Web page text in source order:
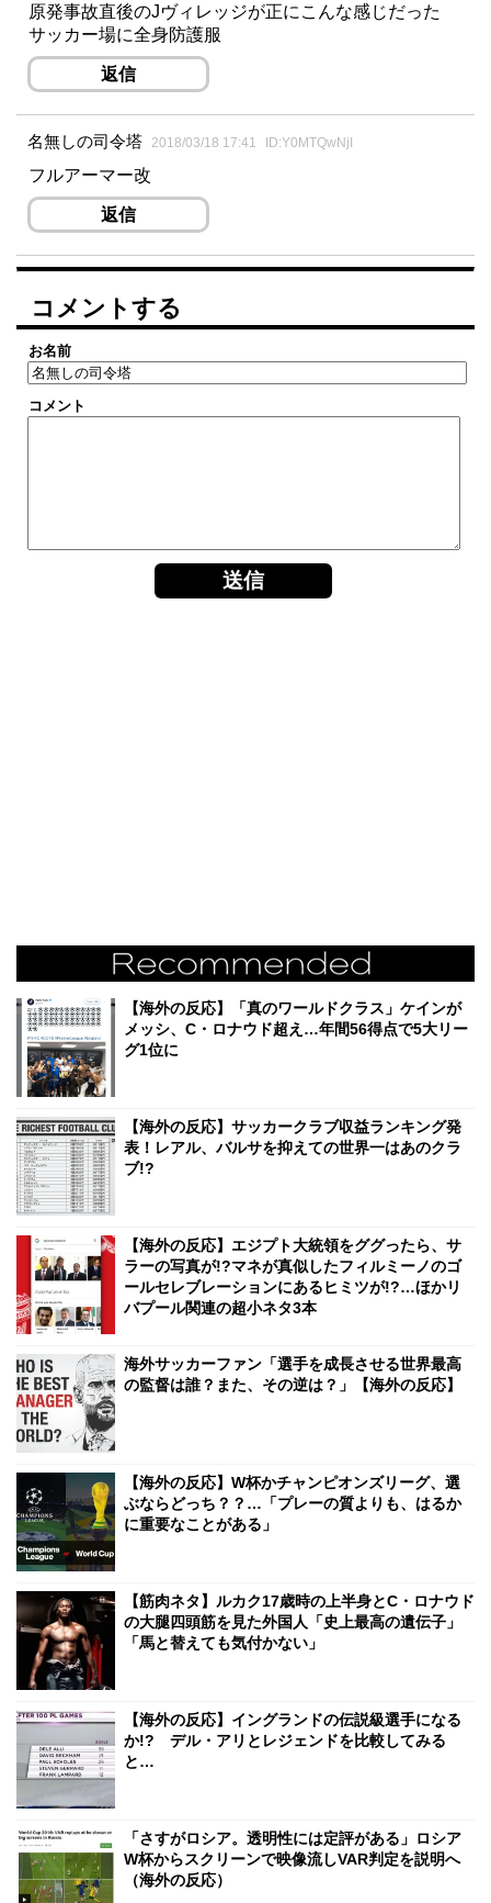
原発事故直後のJヴィレッジが正にこんな感じだった
サッカー場に全身防護服
返信
名無しの司令塔 2018/03/18 17:41 ID:Y0MTQwNjI
フルアーマー改
返信
コメントする
お名前
コメント
【海外の反応】「真のワールドクラス」ケインが
メッシ、C・ロナウド超え…年間56得点で5大リー
グ1位に
【海外の反応】サッカークラブ収益ランキング発
表！レアル、バルサを抑えての世界一はあのクラ
ブ!?
【海外の反応】エジプト大統領をググったら、サ
ラーの写真が!?マネが真似したフィルミーノのゴ
ールセレブレーションにあるヒミツが!?…ほかリ
バプール関連の超小ネタ3本
海外サッカーファン「選手を成長させる世界最高
の監督は誰？また、その逆は？」【海外の反応】
【海外の反応】W杯かチャンピオンズリーグ、選
ぶならどっち？？…「プレーの質よりも、はるか
に重要なことがある」
【筋肉ネタ】ルカク17歳時の上半身とC・ロナウド
の大腿四頭筋を見た外国人「史上最高の遺伝子」
「馬と替えても気付かない」
【海外の反応】イングランドの伝説級選手になる
か!? デル・アリとレジェンドを比較してみる
と…
「さすがロシア。透明性には定評がある」ロシア
W杯からスクリーンで映像流しVAR判定を説明へ
（海外の反応）